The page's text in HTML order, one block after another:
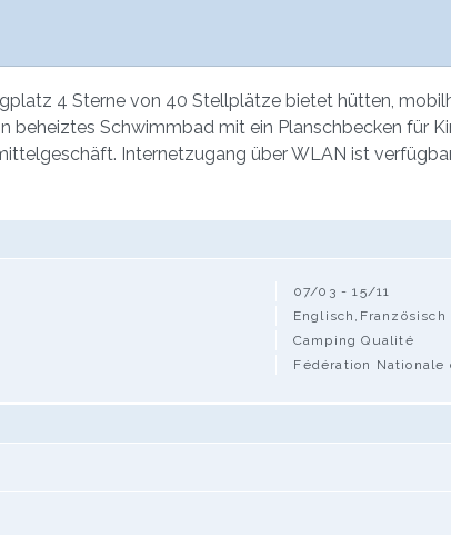
4 Sterne von 40 Stellplätze bietet hütten,
beheiztes Schwimmbad mit ein Planschbecken für
Internetzugang über WLAN ist
07/03 - 15/11
Englisch,Französisch
Camping Qualité
Fédération